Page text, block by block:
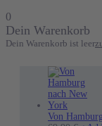
0
Dein Warenkorb
Dein Warenkorb ist leer
Von